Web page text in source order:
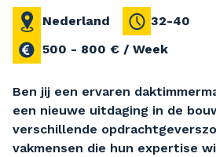
Nederland
32-40
500 - 800 € / Week
Ben jij een ervaren
een nieuwe uitdaging in de
verschillende
vakmensen die hun expertise